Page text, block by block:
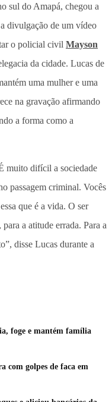
sul do Amapá, chegou a
divulgação de um vídeo
o policial civil Mayson
da cidade. Lucas de
uma mulher e uma
na gravação afirmando
a forma como a
muito difícil a sociedade
passagem criminal. Vocês
que é a vida. O ser
a atitude errada. Para a
disse Lucas durante a
foge e mantém família
com golpes de faca em